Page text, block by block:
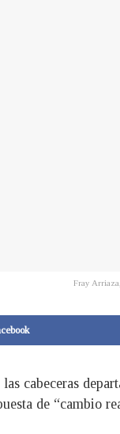
Fray
cabeceras
de “cambio